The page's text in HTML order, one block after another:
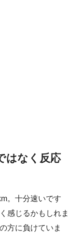
はなく反応
。十分速いです
感じるかもしれま
方に負けていま